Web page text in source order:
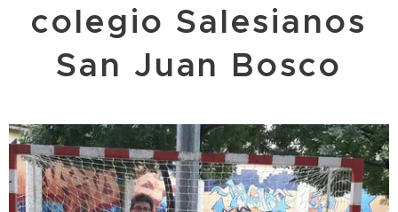
colegio Salesianos
San Juan Bosco